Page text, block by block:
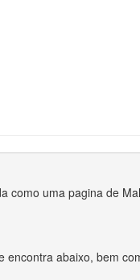
como uma pagina de
abaixo, bem